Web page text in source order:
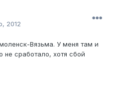
2012
Вязьма. У меня там и
не сработало, хотя сбой